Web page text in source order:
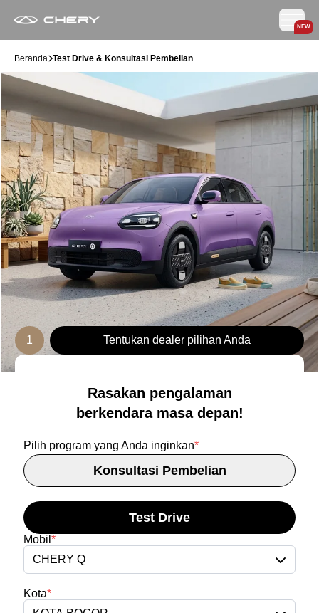
NEW
Beranda Test Drive & Konsultasi Pembelian
1 Tentukan dealer pilihan Anda
Rasakan pengalaman
berkendara masa depan!
Pilih program yang Anda inginkan*
Konsultasi Pembelian
Test Drive
Mobil *
CHERY Q
Kota*